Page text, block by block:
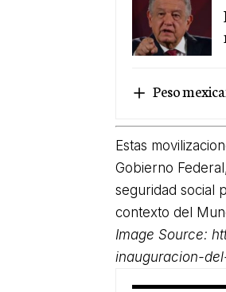
Peso
Estas
Gobierno
seguridad social
contexto del
Image Source:
inauguracion-